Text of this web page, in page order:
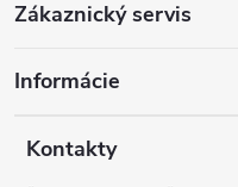
p
Zákaznický servis
Informácie
Kontakty